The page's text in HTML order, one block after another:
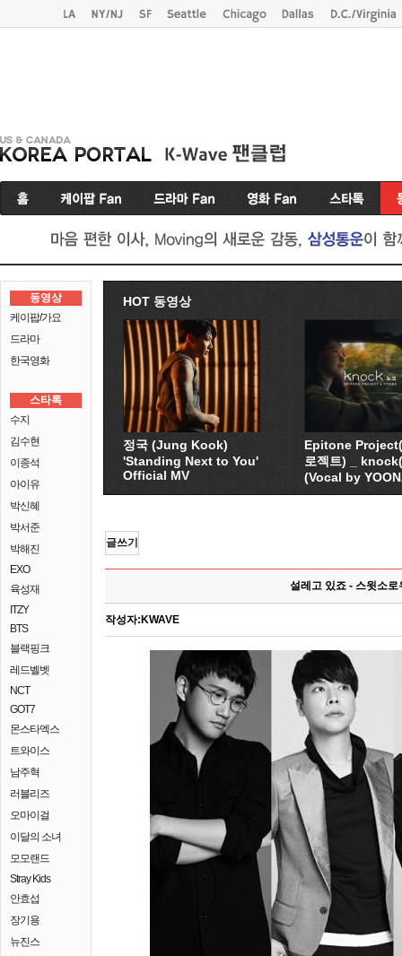
동영상
케이팝/가요
드라마
한국영화
스타톡
수지
김수현
이종석
아이유
박신혜
박서준
박해진
EXO
육성재
ITZY
BTS
블랙핑크
레드벨벳
NCT
GOT7
몬스타엑스
트와이스
남주혁
러블리즈
오마이걸
이달의 소녀
모모랜드
Stray Kids
안효섭
장기용
뉴진스
HOT 동영상
정국 (Jung Kook)
'Standing Next to You'
Official MV
Epitone
로젝트) _
(Vocal by
글쓰기
설레고 있죠 - 스윗소로
작성자: KWAVE